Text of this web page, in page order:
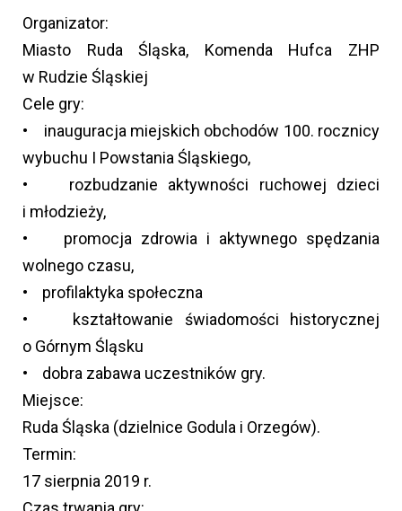
Organizator:
Miasto Ruda Śląska, Komenda Hufca ZHP
w Rudzie Śląskiej
Cele gry:
• inauguracja miejskich obchodów 100. rocznicy
wybuchu I Powstania Śląskiego,
• rozbudzanie aktywności ruchowej dzieci
i młodzieży,
• promocja zdrowia i aktywnego spędzania
wolnego czasu,
• profilaktyka społeczna
• kształtowanie świadomości historycznej
o Górnym Śląsku
• dobra zabawa uczestników gry.
Miejsce:
Ruda Śląska (dzielnice Godula i Orzegów).
Termin:
17 sierpnia 2019 r.